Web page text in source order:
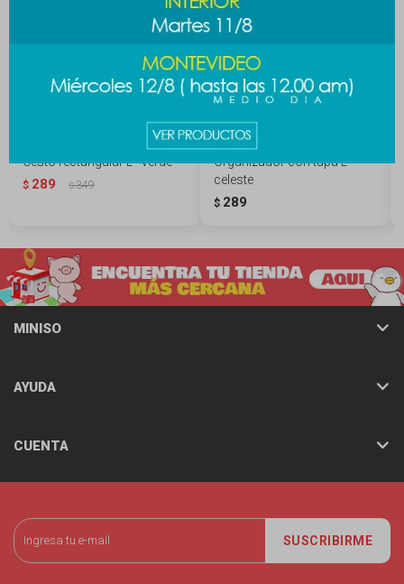
Cesto rectangular L - verde
$ 289 $349
Organizador con tapa L -
celeste
$ 289
SUSCRIBIRME
MINISO
AYUDA
CUENTA